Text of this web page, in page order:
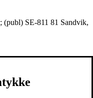
SE-811 81 Sandvik,